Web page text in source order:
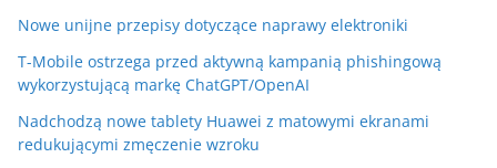
Nowe unijne przepisy dotyczące naprawy elektroniki
T-Mobile ostrzega przed aktywną kampanią phishingową
wykorzystującą markę ChatGPT/OpenAI
Nadchodzą nowe tablety Huawei z matowymi ekranami
redukującymi zmęczenie wzroku